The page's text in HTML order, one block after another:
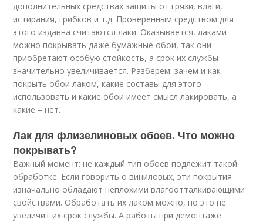
дополнительных средствах защиты от грязи, влаги,
истирания, грибков и т.д. Проверенным средством для
этого издавна считаются лаки. Оказывается, лаками
можно покрывать даже бумажные обои, так они
приобретают особую стойкость, а срок их службы
значительно увеличивается. Разберем: зачем и как
покрыть обои лаком, какие составы для этого
использовать и какие обои имеет смысл лакировать, а
какие – нет.
Лак для флизелиновых обоев. Что можно
покрывать?
Важный момент: не каждый тип обоев подлежит такой
обработке. Если говорить о виниловых, эти покрытия
изначально обладают неплохими влагоотталкивающими
свойствами. Обработать их лаком можно, но это не
увеличит их срок службы. А работы при демонтаже